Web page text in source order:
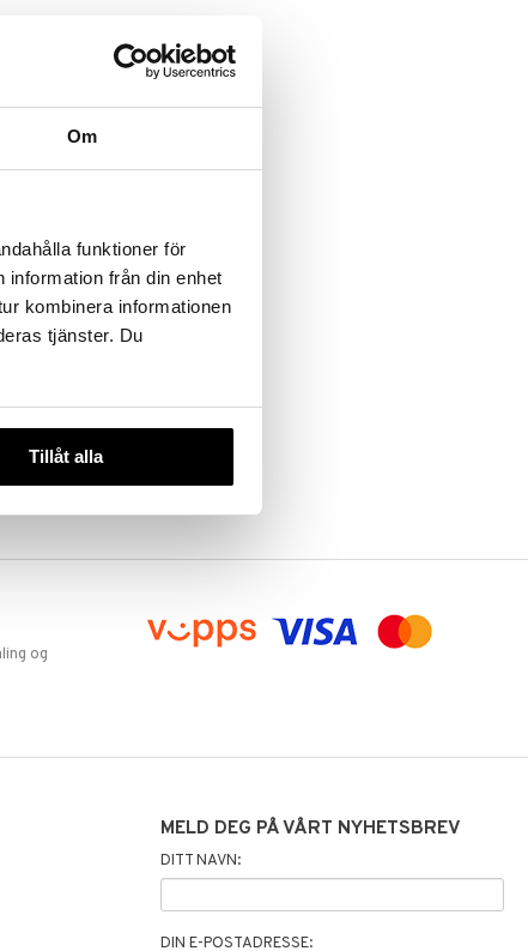
Om
funktioner för
från din enhet
kombinera informationen
tjänster. Du
Tillåt alla
og
MELD DEG PÅ VÅRT NYHETSBREV
DITT NAVN:
DIN E-POSTADRESSE: